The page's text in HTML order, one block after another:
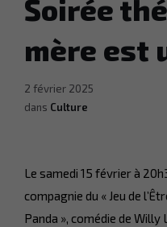
Soirée
mère est
2 février 2025
dans Culture
Le samedi 15 février à
compagnie du « Jeu de
Panda », comédie de Willy